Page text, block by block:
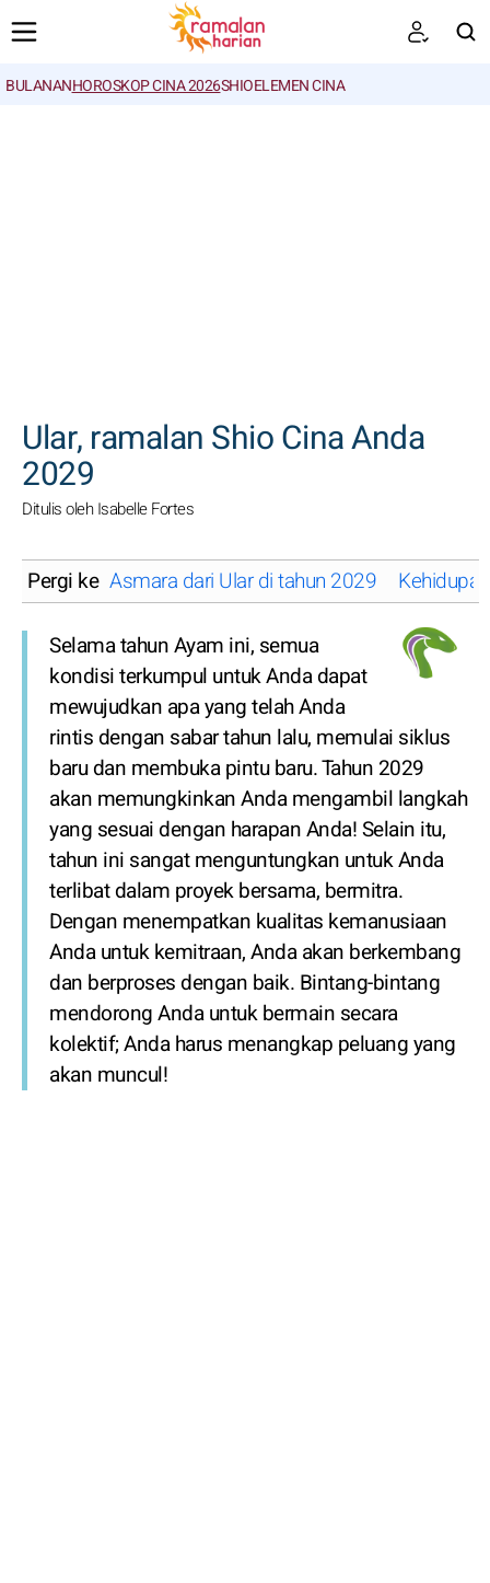
BULANANHOROSKOP CINA 2026SHIOELEMEN CINA
Ular, ramalan Shio Cina Anda
2029
Ditulis oleh Isabelle Fortes
Pergi ke Asmara dari Ular di tahun 2029
Selama tahun Ayam ini, semua
kondisi terkumpul untuk Anda dapat
mewujudkan apa yang telah Anda
rintis dengan sabar tahun lalu, memulai siklus
baru dan membuka pintu baru. Tahun 2029
akan memungkinkan Anda mengambil langkah
yang sesuai dengan harapan Anda! Selain itu,
tahun ini sangat menguntungkan untuk Anda
terlibat dalam proyek bersama, bermitra.
Dengan menempatkan kualitas kemanusiaan
Anda untuk kemitraan, Anda akan berkembang
dan berproses dengan baik. Bintang-bintang
mendorong Anda untuk bermain secara
kolektif; Anda harus menangkap peluang yang
akan muncul!